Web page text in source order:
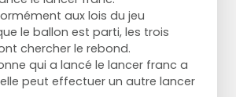
qui rate devient le défenseur
aux lois du jeu
le ballon est parti, les trois
chercher le rebond.
qui a lancé le lancer franc a
peut effectuer un autre lancer